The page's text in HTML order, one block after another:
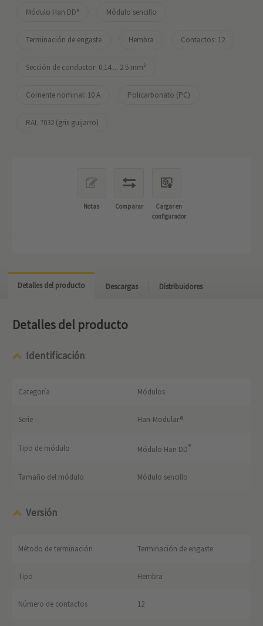
Módulo Han DD ® Módulo sencillo
Terminación de engaste Hembra Contactos: 12
Sección de conductor: 0.14 ... 2.5 mm²
Corriente nominal: ‌10 A Policarbonato (PC)
RAL 7032 (gris guijarro)
Notas Comparar
Cargar en
configurador
Detalles del producto Descargas Distribuidores
Detalles del producto
Identificación
Categoría Módulos
Serie Han-Modular®
Tipo de módulo Módulo Han DD®
Tamaño del módulo Módulo sencillo
Versión
Método de terminación Terminación de engaste
Tipo Hembra
Número de contactos 12